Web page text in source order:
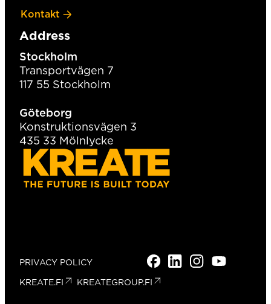
Kontakt
Address
Stockholm
Transportvägen 7
117 55 Stockholm
Göteborg
Konstruktionsvägen 3
435 33 Mölnlycke
PRIVACY POLICY FACEBOOK
LINKEDININSTAGRAM
YOUTUBE
KREATE.FI KREATEGROUP.FI